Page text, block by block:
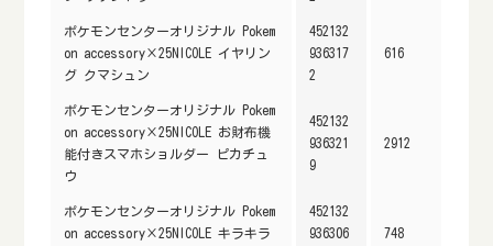
ポケモンセンターオリジナル Pokem
on accessory×25NICOLE イヤリン
グ クマシュン
452132
936317
2
616
ポケモンセンターオリジナル Pokem
on accessory×25NICOLE お財布機
能付きスマホショルダー ピカチュ
ウ
452132
936321
9
2912
ポケモンセンターオリジナル Pokem
on accessory×25NICOLE キラキラ
452132
936306
748